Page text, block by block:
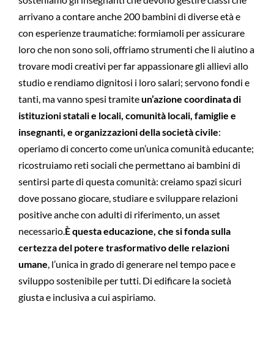
arrivano a contare anche 200 bambini di diverse età e
con esperienze traumatiche: formiamoli per assicurare
loro che non sono soli, offriamo strumenti che li aiutino a
trovare modi creativi per far appassionare gli allievi allo
studio e rendiamo dignitosi i loro salari; servono fondi e
tanti, ma vanno spesi tramiteun’azione coordinata di
istituzioni statali e locali, comunità locali, famiglie e
insegnanti, e organizzazioni della società civile:
operiamo di concerto come un’unica comunità educante;
ricostruiamo reti sociali che permettano ai bambini di
sentirsi parte di questa comunità: creiamo spazi sicuri
dove possano giocare, studiare e sviluppare relazioni
positive anche con adulti di riferimento, un asset
necessario.È questa educazione, che si fonda sulla
certezza del potere trasformativo delle relazioni
umane, l’unica in grado di generare nel tempo pace e
sviluppo sostenibile per tutti. Di edificare la società
giusta e inclusiva a cui aspiriamo.